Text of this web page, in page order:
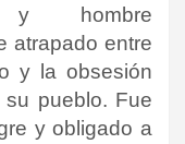
y hombre
atrapado entre
y la obsesión
pueblo. Fue
y obligado a